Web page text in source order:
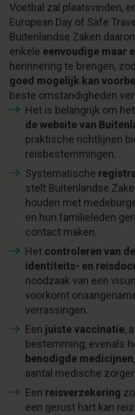
Voetbal zal plaatsvinden,
European Day of Safe
Buitenlandse Zaken
enkele eenvoudige maar
herinnering te brengen,
goed mogelijk kan
beste omstandigheden
Het is belangrijk om het
de website van
praktische richtlijnen
reisbestemmingen.
Systematische
stelt Buitenlandse
houden met
en hun familieleden
contact maken.
Het controleren van
identiteits- en
noodzaak van een
voorkomt
verrassingen.
Een juiste vaccinatie,
bestemming, evenals
benodigde medicijnen
aantal medische
Een reisverzekering
een gerust hart kan